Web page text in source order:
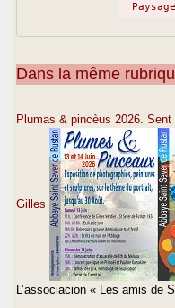
Dans la même
Plumas & pincèus 2026. Sent
Gilles
L’associacion « Les amis